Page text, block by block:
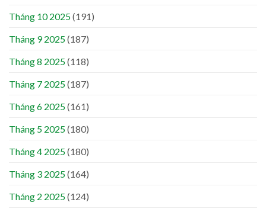
Tháng 10 2025(191)
Tháng 9 2025(187)
Tháng 8 2025(118)
Tháng 7 2025(187)
Tháng 6 2025(161)
Tháng 5 2025(180)
Tháng 4 2025(180)
Tháng 3 2025(164)
Tháng 2 2025(124)